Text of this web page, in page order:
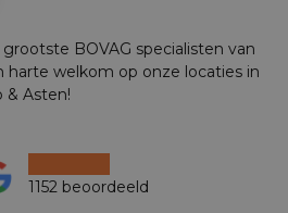
BOVAG specialisten van
harte welkom op onze locaties in
& Asten!
1152 beoordeeld